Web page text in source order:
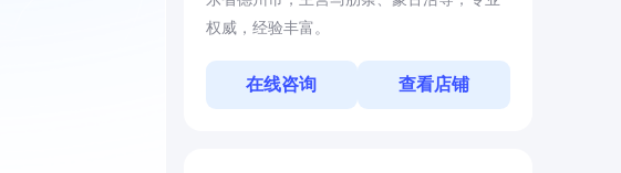
权威，经验丰富。
在线咨询 查看店铺